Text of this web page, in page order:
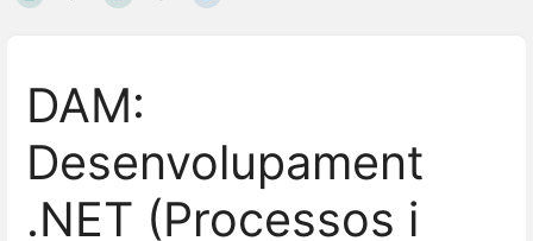
DAM:
Desenvolupament
.NET (Processos i